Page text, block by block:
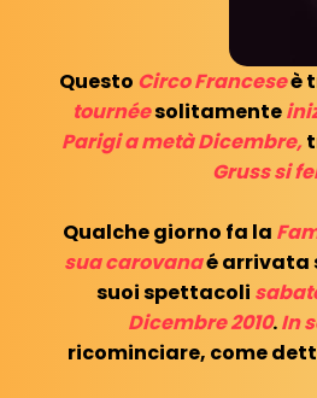
Questo Circo Franceseè
tournéesolitamente
Parigi a metà Dicembre,
Grusssi
Qualche giorno fa la
sua carovanaé arrivata
suoi spettacoli
Dicembre 2010.In
ricominciare, come